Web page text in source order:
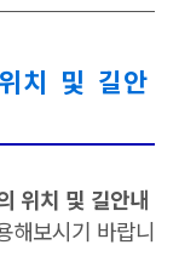
치 및 길안
위치 및 길안내
해보시기 바랍니